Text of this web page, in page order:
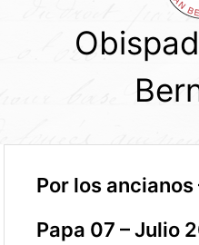
Por los ancianos
Papa 07 – Julio